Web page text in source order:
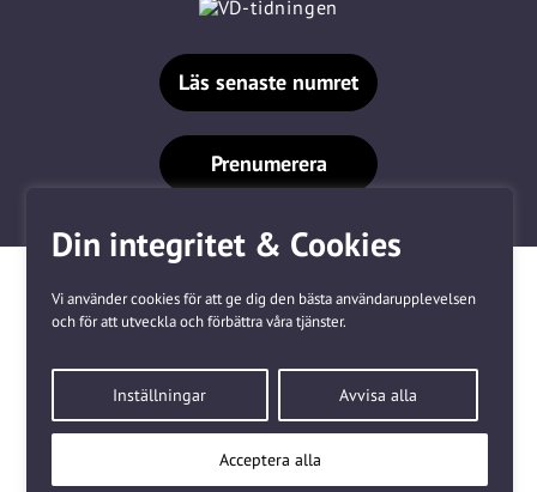
Din integritet & Cookies
Vi använder cookies för att ge dig den bästa användarupplevelsen
och för att utveckla och förbättra våra tjänster.
Inställningar Avvisa alla
Acceptera alla
Läs senaste numret
Prenumerera
Kundtjänst